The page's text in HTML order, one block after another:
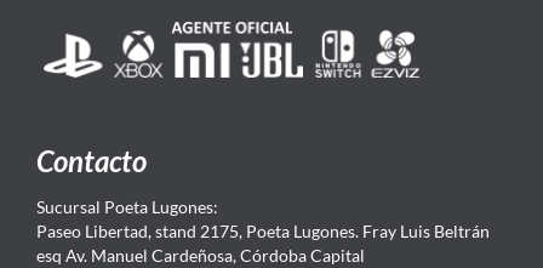
Contacto
Sucursal Poeta Lugones:
Paseo Libertad, stand 2175, Poeta Lugones. Fray Luis Beltrán
esq Av. Manuel Cardeñosa, Córdoba Capital